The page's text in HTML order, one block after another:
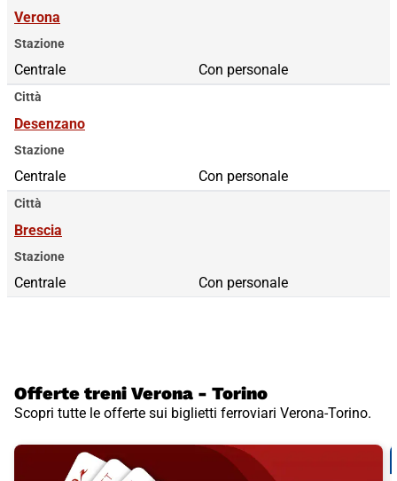
Verona
Stazione
Centrale Con personale
Città
Desenzano
Stazione
Centrale Con personale
Città
Brescia
Stazione
Centrale Con personale
Offerte treni Verona - Torino
Scopri tutte le offerte sui biglietti ferroviari Verona-Torino.